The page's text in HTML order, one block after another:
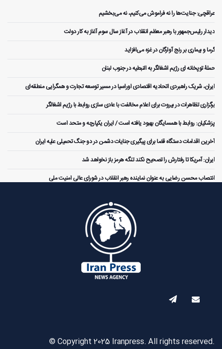
عراقچی: جنایت‌ها را نه فراموش می‌کنیم، نه می‌بخشیم
دیدار رئیس‌جمهور با رهبر معظم انقلاب در آغاز سال سوم آغاز به کار دولت
گرما و بیماری بر رنج آوارگان در غزه می‌افزاید
حملۀ توپخانه ای رژیم اشغالگر به النبطیه در جنوب لبنان
ایران، شریک راهبردی اتحادیه اقتصادی اوراسیا در مسیر توسعه تجارت و همگرایی منطقه‌ای
برگزاری تظاهرات در بیروت برای اعلام مخالفت با عادی سازی روابط با رژیم اشغالگر
پزشکیان: روابط با همسایگان بهبود یافته است / ایران یکپارچه و متحد است
آخرین اقدامات دستگاه قضا برای پیگیری جنایات دشمن در دو جنگ تحمیلی علیه ایران
ایران: آمریکا تا رفتارش را تصحیح نکند تنگه هرمز باز نخواهد شد
انتصاب محسن رضایی به عنوان نماینده رهبر انقلاب در شورای عالی امنیت ملی
© Copyright 2025 Iranpress. All rights reserved.